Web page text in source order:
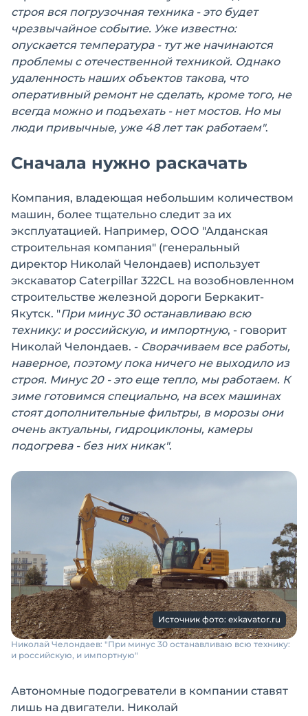
строя вся погрузочная техника - это будет
чрезвычайное событие. Уже известно:
опускается температура - тут же начинаются
проблемы с отечественной техникой. Однако
удаленность наших объектов такова, что
оперативный ремонт не сделать, кроме того, не
всегда можно и подъехать - нет мостов. Но мы
люди привычные, уже 48 лет так работаем".
Сначала нужно раскачать
Компания, владеющая небольшим количеством
машин, более тщательно следит за их
эксплуатацией. Например, ООО "Алданская
строительная компания" (генеральный
директор Николай Челондаев) использует
экскаватор Caterpillar 322CL на возобновленном
строительстве железной дороги Беркакит-
Якутск. "При минус 30 останавливаю всю
технику: и российскую, и импортную, - говорит
Николай Челондаев. - Сворачиваем все работы,
наверное, поэтому пока ничего не выходило из
строя. Минус 20 - это еще тепло, мы работаем. К
зиме готовимся специально, на всех машинах
стоят дополнительные фильтры, в морозы они
очень актуальны, гидроциклоны, камеры
подогрева - без них никак".
Источник фото: exkavator.ru
Николай Челондаев: "При минус 30 останавливаю всю технику:
и российскую, и импортную"
Автономные подогреватели в компании ставят
лишь на двигатели. Николай